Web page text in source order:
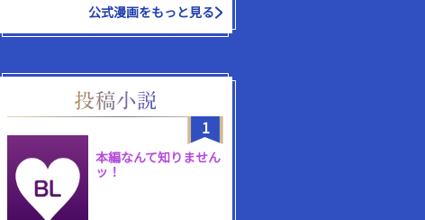
公式漫画をもっと見る
1
本編なんて知りません
ッ！